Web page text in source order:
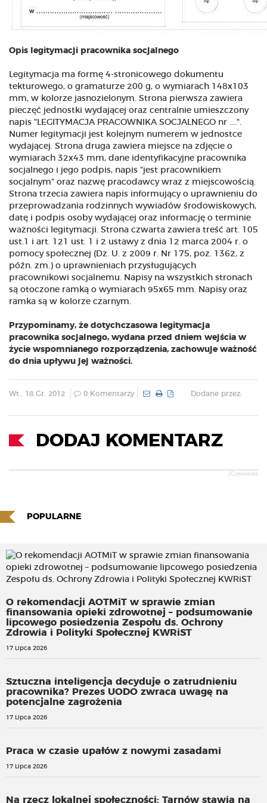
Opis legitymacji pracownika socjalnego
Legitymacja ma formę 4-stronicowego dokumentu
tekturowego, o gramaturze 200 g, o wymiarach 148x103
mm, w kolorze jasnozielonym. Strona pierwsza zawiera
pieczęć jednostki wydającej oraz centralnie umieszczony
napis "LEGITYMACJA PRACOWNIKA SOCJALNEGO nr ....".
Numer legitymacji jest kolejnym numerem w jednostce
wydającej. Strona druga zawiera miejsce na zdjęcie o
wymiarach 32x43 mm, dane identyfikacyjne pracownika
socjalnego i jego podpis, napis "jest pracownikiem
socjalnym" oraz nazwę pracodawcy wraz z miejscowością.
Strona trzecia zawiera napis informujący o uprawnieniu do
przeprowadzania rodzinnych wywiadów środowiskowych,
datę i podpis osoby wydającej oraz informację o terminie
ważności legitymacji. Strona czwarta zawiera treść art. 105
ust.1 i art. 121 ust. 1 i 2 ustawy z dnia 12 marca 2004 r. o
pomocy społecznej (Dz. U. z 2009 r. Nr 175, poz. 1362, z
późn. zm.) o uprawnieniach przysługujących
pracownikowi socjalnemu. Napisy na wszystkich stronach
są otoczone ramką o wymiarach 95x65 mm. Napisy oraz
ramka są w kolorze czarnym.
Przypominamy, że dotychczasowa legitymacja
pracownika socjalnego, wydana przed dniem wejścia w
życie wspomnianego rozporządzenia, zachowuje ważność
do dnia upływu jej ważności.
Wt., 18 Gr. 2012 0 Komentarzy Dodane przez:
DODAJ KOMENTARZ
JComments
POPULARNE
O rekomendacji AOTMiT w sprawie zmian
finansowania opieki zdrowotnej – podsumowanie
lipcowego posiedzenia Zespołu ds. Ochrony
Zdrowia i Polityki Społecznej KWRiST
17 Lipca 2026
Sztuczna inteligencja decyduje o zatrudnieniu
pracownika? Prezes UODO zwraca uwagę na
potencjalne zagrożenia
17 Lipca 2026
Praca w czasie upałów z nowymi zasadami
17 Lipca 2026
Na rzecz lokalnej społeczności: Tarnów stawia na